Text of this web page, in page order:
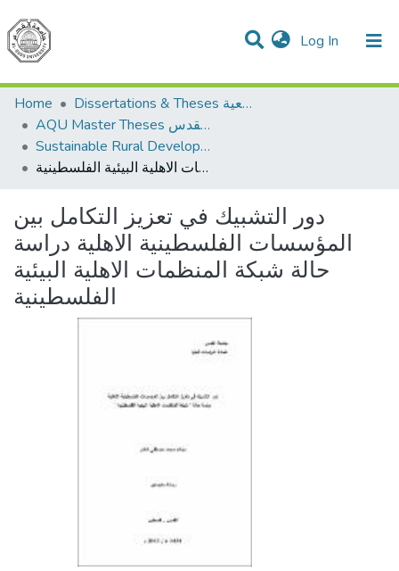
Log In (current)
Communities & Collections
All of DSpace
Home
Dissertations & Theses الرسائل الجامعية
AQU Master Theses الرسائل الجامعية الخاصة بجامعة القدس
Sustainable Rural Development التنمية الريفية المستدامة
دور التشبيك في تعزيز التكامل بين المؤسسات الفلسطينية الاهلية دراسة حالة شبكة المنظمات الاهلية البيئية الفلسطينية
دور التشبيك في تعزيز التكامل بين
المؤسسات الفلسطينية الاهلية دراسة
حالة شبكة المنظمات الاهلية البيئية
الفلسطينية